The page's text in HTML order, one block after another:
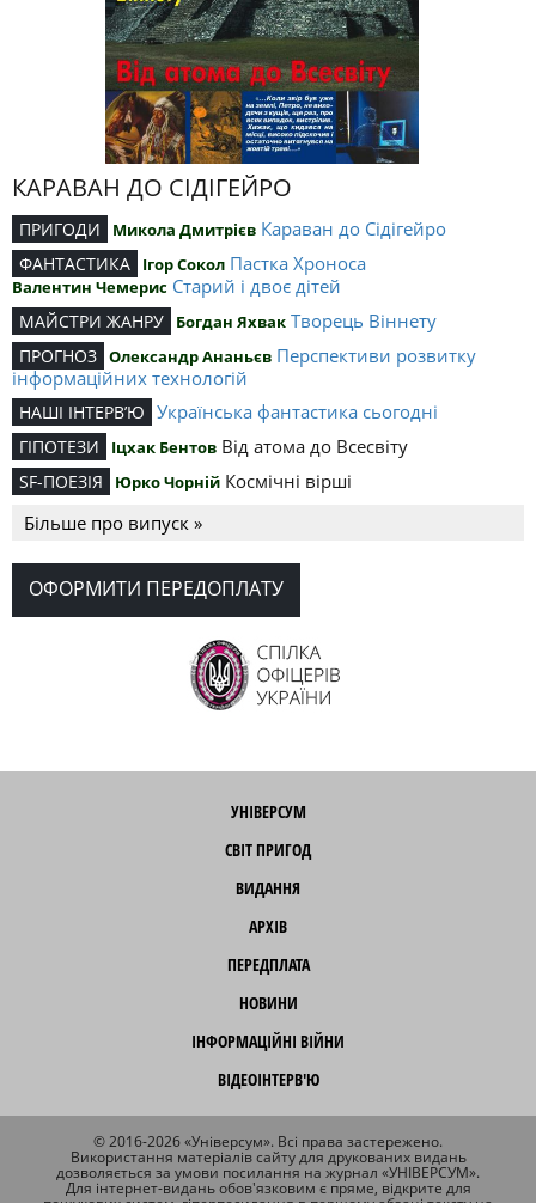
КАРАВАН ДО СІДІГЕЙРО
ПРИГОДИ Микола Дмитрієв Караван до Сідігейро
ФАНТАСТИКА Ігор Сокол Пастка Хроноса
Валентин Чемерис Старий і двоє дітей
МАЙСТРИ ЖАНРУ Богдан Яхвак Творець Віннету
ПРОГНОЗ Олександр Ананьєв Перспективи розвитку
інформаційних технологій
НАШІ ІНТЕРВ’Ю Українська фантастика сьогодні
ГІПОТЕЗИ Іцхак Бентов Від атома до Всесвіту
SF-ПОЕЗІЯ Юрко Чорній Космічні вірші
Більше про випуск »
ОФОРМИТИ ПЕРЕДОПЛАТУ
УНІВЕРСУМ
СВІТ ПРИГОД
ВИДАННЯ
АРХІВ
ПЕРЕДПЛАТА
НОВИНИ
ІНФОРМАЦІЙНІ ВІЙНИ
ВІДЕОІНТЕРВ'Ю
© 2016-2026 «Універсум». Всі права застережено.
Використання матеріалів сайту для друкованих видань
дозволяється за умови посилання на журнал «УНІВЕРСУМ».
Для інтернет-видань обов'язковим є пряме, відкрите для